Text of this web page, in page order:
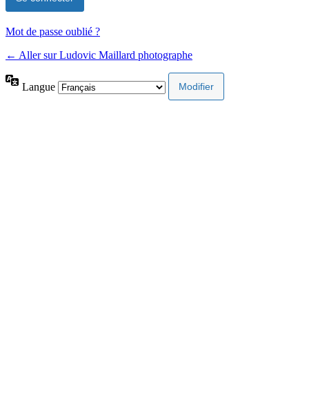
Mot de passe oublié ?
← Aller sur Ludovic Maillard photographe
Langue